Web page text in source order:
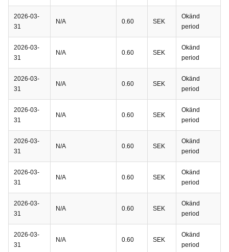
2026-03-
31
N/A 0.60 SEK
Okänd
period
2026-03-
31
N/A 0.60 SEK
Okänd
period
2026-03-
31
N/A 0.60 SEK
Okänd
period
2026-03-
31
N/A 0.60 SEK
Okänd
period
2026-03-
31
N/A 0.60 SEK
Okänd
period
2026-03-
31
N/A 0.60 SEK
Okänd
period
2026-03-
31
N/A 0.60 SEK
Okänd
period
2026-03-
31
N/A 0.60 SEK
Okänd
period